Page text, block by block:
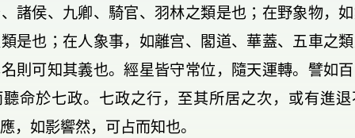
諸侯、九卿、騎官、羽林之類是也；在野象物，
是也；在人象事，如離宫、閣道、華蓋、五車之
則可知其義也。經星皆守常位，隨天運轉。譬如
命於七政。七政之行，至其所居之次，或有進
，如影響然，可占而知也。